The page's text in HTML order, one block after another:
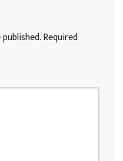
Required